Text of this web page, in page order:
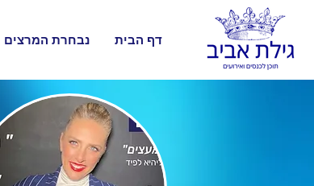
דף הבית נבחרת המרצים